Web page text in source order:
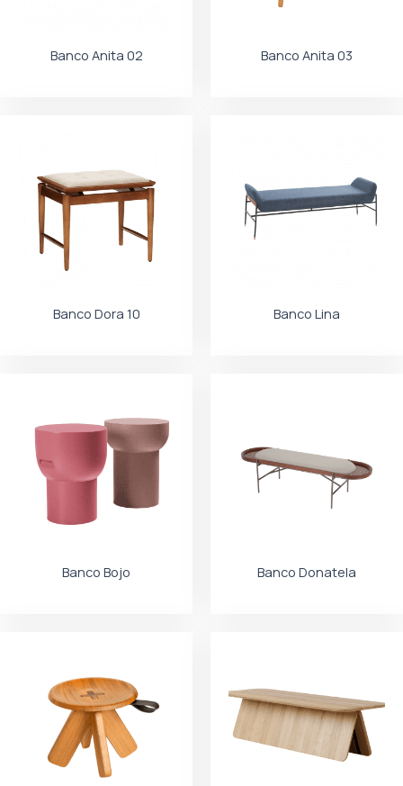
Banco Anita 02 Banco Anita 03
Banco Dora 10 Banco Lina
Banco Bojo Banco Donatela